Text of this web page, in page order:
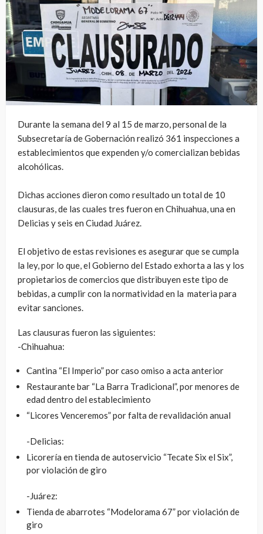
Durante la semana del 9 al 15 de marzo, personal de la
Subsecretaría de Gobernación realizó 361 inspecciones a
establecimientos que expenden y/o comercializan bebidas
alcohólicas.
Dichas acciones dieron como resultado un total de 10
clausuras, de las cuales tres fueron en Chihuahua, una en
Delicias y seis en Ciudad Juárez.
El objetivo de estas revisiones es asegurar que se cumpla
la ley, por lo que, el Gobierno del Estado exhorta a las y los
propietarios de comercios que distribuyen este tipo de
bebidas, a cumplir con la normatividad en la materia para
evitar sanciones.
Las clausuras fueron las siguientes:
-Chihuahua:
Cantina “El Imperio” por caso omiso a acta anterior
Restaurante bar “La Barra Tradicional”, por menores de
edad dentro del establecimiento
“Licores Venceremos” por falta de revalidación anual
-Delicias:
Licorería en tienda de autoservicio “Tecate Six el Six”,
por violación de giro
-Juárez:
Tienda de abarrotes “Modelorama 67” por violación de
giro